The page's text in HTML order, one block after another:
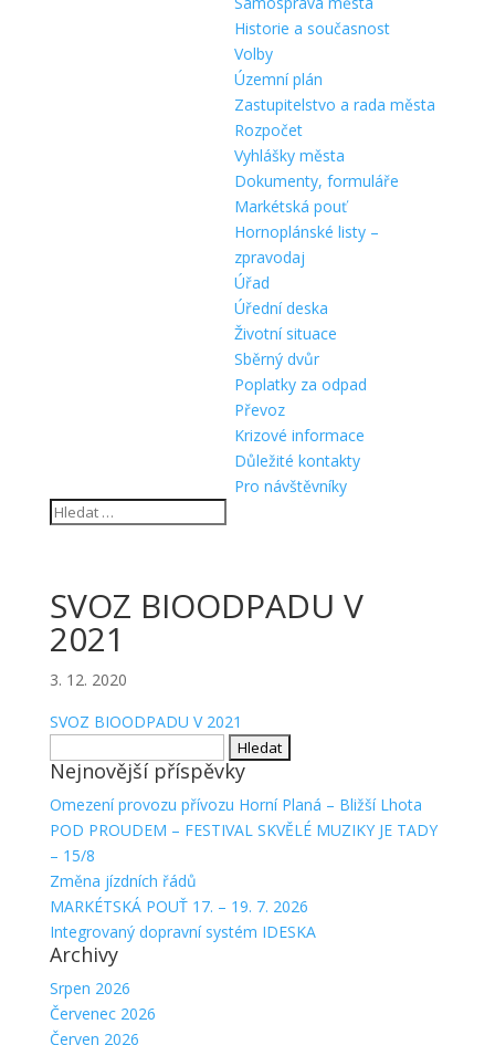
Historie a současnost
Volby
Územní plán
Zastupitelstvo a rada města
Rozpočet
Vyhlášky města
Dokumenty, formuláře
Markétská pouť
Hornoplánské listy –
zpravodaj
Úřad
Úřední deska
Životní situace
Sběrný dvůr
Poplatky za odpad
Převoz
Krizové informace
Důležité kontakty
Pro návštěvníky
SVOZ BIOODPADU V
2021
3. 12. 2020
SVOZ BIOODPADU V 2021
Nejnovější příspěvky
Omezení provozu přívozu Horní Planá – Bližší Lhota
POD PROUDEM – FESTIVAL SKVĚLÉ MUZIKY JE TADY
– 15/8
Změna jízdních řádů
MARKÉTSKÁ POUŤ 17. – 19. 7. 2026
Integrovaný dopravní systém IDESKA
Archivy
Srpen 2026
Červenec 2026
Červen 2026